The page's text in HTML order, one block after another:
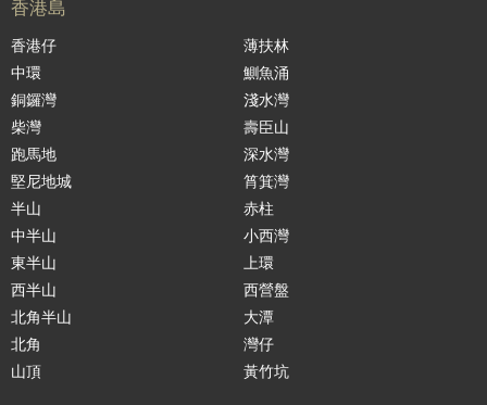
香港島
香港仔
中環
銅鑼灣
柴灣
跑馬地
堅尼地城
半山
中半山
東半山
西半山
北角半山
北角
山頂
薄扶林
鰂魚涌
淺水灣
壽臣山
深水灣
筲箕灣
赤柱
小西灣
上環
西營盤
大潭
灣仔
黃竹坑